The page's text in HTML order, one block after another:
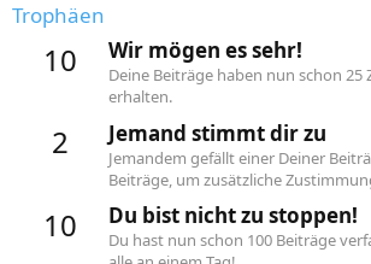
Trophäen
10 Wir mögen es sehr!
Deine Beiträge haben nun schon
erhalten.
2 Jemand stimmt dir zu
Jemandem gefällt einer Deiner
Beiträge, um zusätzliche
10 Du bist nicht zu stoppen!
Du hast nun schon 100 Beiträge